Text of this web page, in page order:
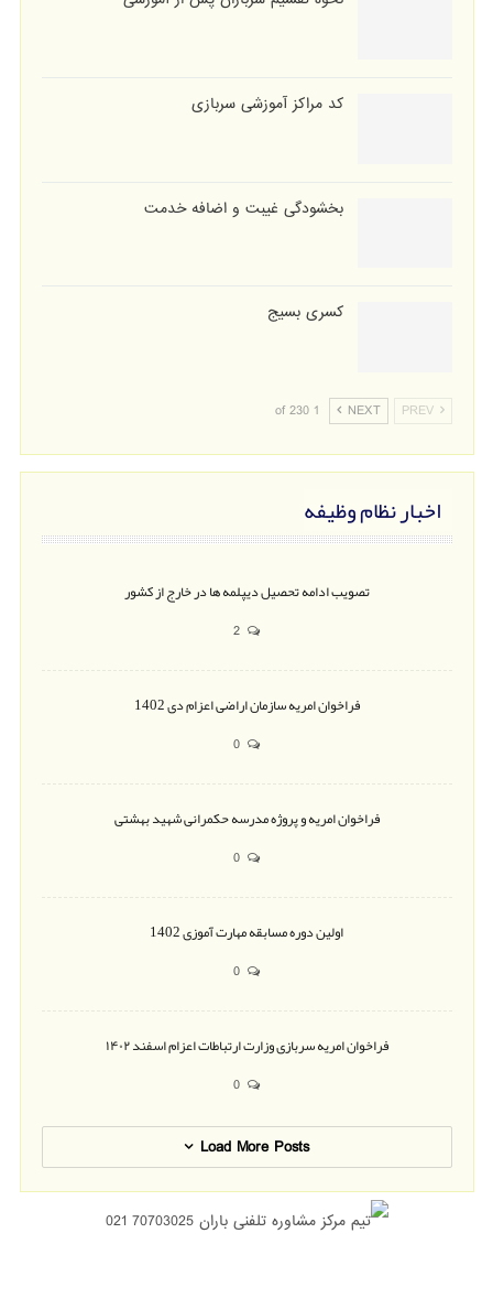
کد مراکز آموزشی سربازی
بخشودگی غیبت و اضافه خدمت
کسری بسیج
PREV
NEXT
1 of 230
اخبار نظام وظیفه
تصویب ادامه تحصیل دیپلمه ها در خارج از کشور
فراخوان امریه سازمان اراضی اعزام دی 1402
فراخوان امریه و پروژه مدرسه حکمرانی شهید بهشتی
اولین دوره مسابقه مهارت آموزی 1402
فراخوان امریه سربازی وزارت ارتباطات اعزام اسفند ۱۴۰۲
Load More Posts